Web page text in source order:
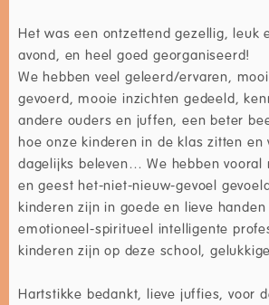
Het was een ontzettend gezellig, leuk
avond, en heel goed georganiseerd!
We hebben veel geleerd/ervaren,
gevoerd, mooie inzichten gedeeld,
andere ouders en juffen, een beter
hoe onze kinderen in de klas zitten en
dagelijks beleven… We hebben vooral
en geest het-niet-nieuw-gevoel
kinderen zijn in goede en lieve
emotioneel-spiritueel intelligente
kinderen zijn op deze school,
Hartstikke bedankt, lieve juffies, voor